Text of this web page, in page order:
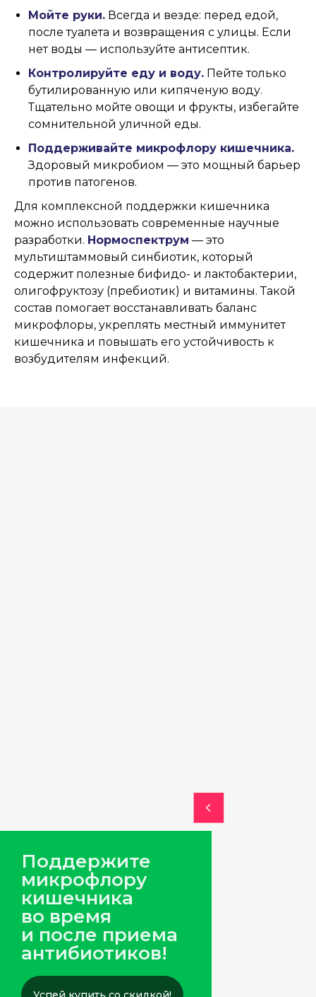
Мойте руки. Всегда и везде: перед едой,
после туалета и возвращения с улицы. Если
нет воды — используйте антисептик.
Контролируйте еду и воду. Пейте только
бутилированную или кипяченую воду.
Тщательно мойте овощи и фрукты, избегайте
сомнительной уличной еды.
Поддерживайте микрофлору кишечника.
Здоровый микробиом — это мощный барьер
против патогенов.
Для комплексной поддержки кишечника
можно использовать современные научные
разработки. Нормоспектрум — это
мультиштаммовый синбиотик, который
содержит полезные бифидо- и лактобактерии,
олигофруктозу (пребиотик) и витамины. Такой
состав помогает восстанавливать баланс
микрофлоры, укреплять местный иммунитет
кишечника и повышать его устойчивость к
возбудителям инфекций.
Поддержите
микрофлору
кишечника
во время
и после приема
антибиотиков!